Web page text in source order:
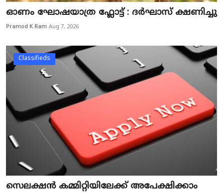
ഓണം ഘോഷയാത്ര ഫ്ലോട്ട് : ദർഘാസ് ക്ഷണിച്ചു
Pramod K Ram Aug 7, 2026
Classifieds
സെലക്ഷൻ കമ്മിറ്റിയിലേക്ക് അപേക്ഷിക്കാം